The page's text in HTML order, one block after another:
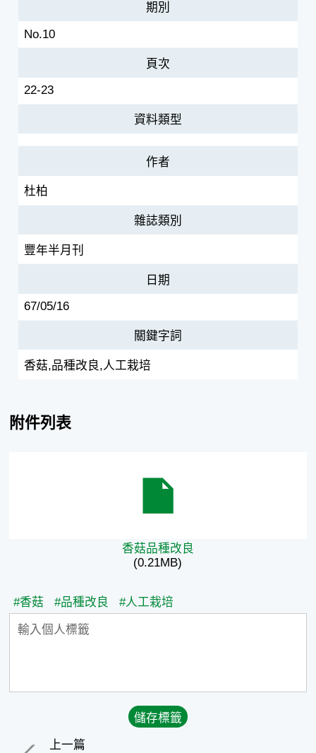
期別
No.10
頁次
22-23
資料類型
作者
杜柏
雜誌類別
豐年半月刊
日期
67/05/16
關鍵字詞
香菇,品種改良,人工栽培
附件列表
香菇品種改良
(0.21MB)
#香菇 #品種改良 #人工栽培
上一篇